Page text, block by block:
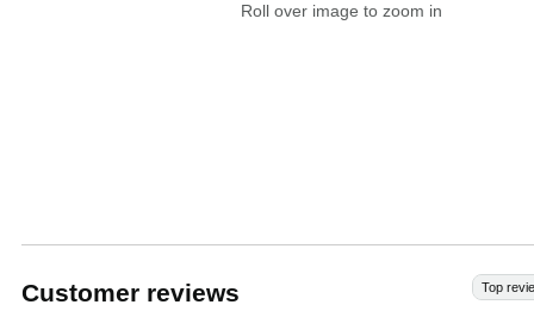
Roll over image to zoom in
Customer reviews Top